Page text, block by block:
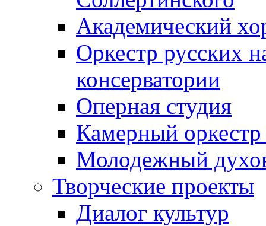
Академический
Оркестр русских
консерватории
Оперная студия
Камерный оркестр
Молодежный
Творческие проекты
Диалог культур